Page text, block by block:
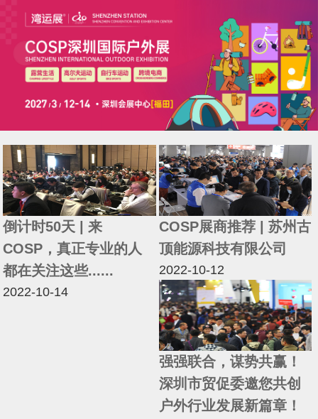
倒计时50天 | 来
COSP，真正专业的人
都在关注这些......
2022-10-14
COSP展商推荐 | 苏州古
顶能源科技有限公司
2022-10-12
强强联合，谋势共赢！
深圳市贸促委邀您共创
户外行业发展新篇章！